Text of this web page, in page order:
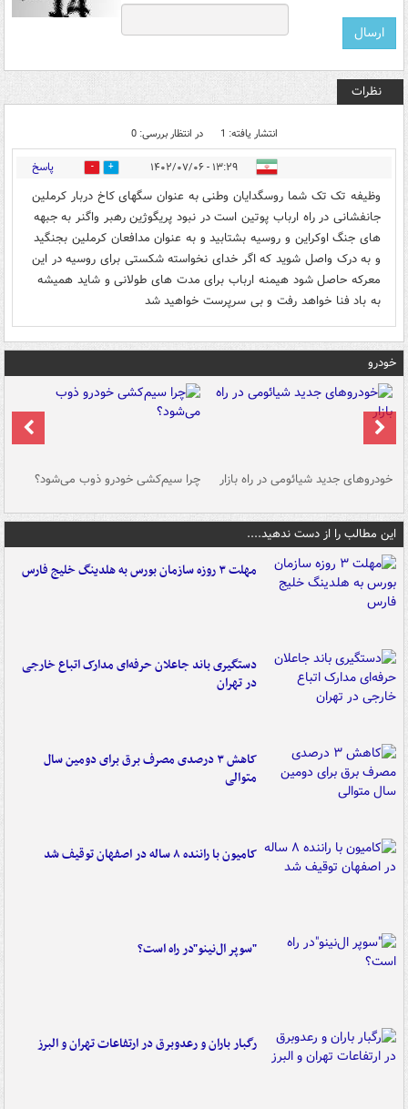
نظرات
انتشار یافته: 1 در انتظار بررسی: 0
۱۳:۲۹ - ۱۴۰۲/۰۷/۰۶ 0 پاسخ
وظیفه تک تک شما روسگدایان وطنی به عنوان سگهای کاخ دربار کرملین
جانفشانی در راه ارباب پوتین است در نبود پریگوژین رهبر واگنر به جبهه
های جنگ اوکراین و روسیه بشتابید و به عنوان مدافعان کرملین بجنگید
و به درک واصل شوید که اگر خدای نخواسته شکستی برای روسیه در این
معرکه حاصل شود هیمنه ارباب برای مدت های طولانی و شاید همیشه
به باد فنا خواهد رفت و بی سرپرست خواهید شد
خودرو
خودروهای جدید شیائومی در راه بازار چرا سیم‌کشی خودرو ذوب می‌شود؟
این مطالب را از دست ندهید....
مهلت ۳ روزه سازمان بورس به هلدینگ خلیج فارس
دستگیری باند جاعلان حرفه‌ای مدارک اتباع خارجی
در تهران
کاهش ۳ درصدی مصرف برق برای دومین سال
متوالی
کامیون با راننده ۸ ساله در اصفهان توقیف شد
"سوپر ال‌نینو"در راه است؟
رگبار باران و رعدوبرق در ارتفاعات تهران و البرز